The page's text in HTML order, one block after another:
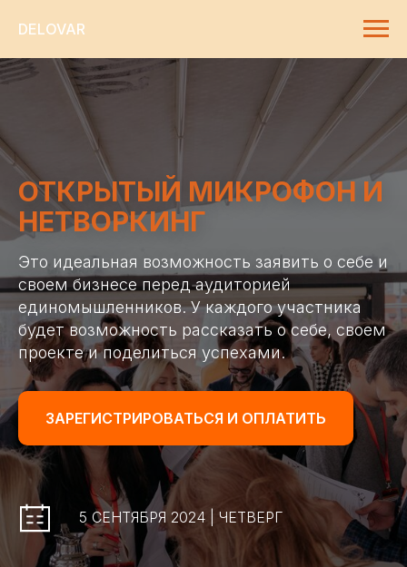
DELOVAR
ОТКРЫТЫЙ МИКРОФОН И
НЕТВОРКИНГ
Это идеальная возможность заявить о себе и
своем бизнесе перед аудиторией
единомышленников. У каждого участника
будет возможность рассказать о себе, своем
проекте и поделиться успехами.
ЗАРЕГИСТРИРОВАТЬСЯ И ОПЛАТИТЬ
5 СЕНТЯБРЯ 2024 | ЧЕТВЕРГ